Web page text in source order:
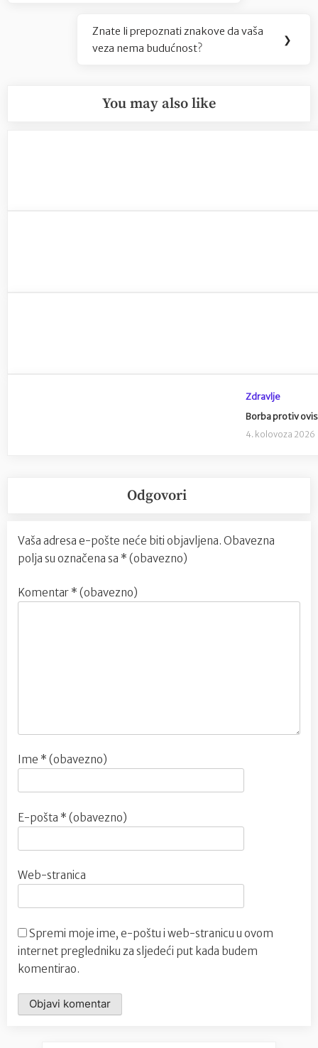
Next
Post:
Znate li prepoznati znakove da vaša
veza nema budućnost?
❯
You may also like
Zdravlje
Borba protiv
4. kolovoza 2026
Odgovori
Vaša adresa e-pošte neće biti objavljena. Obavezna
polja su označena sa * (obavezno)
Komentar * (obavezno)
Ime * (obavezno)
E-pošta * (obavezno)
Web-stranica
Spremi moje ime, e-poštu i web-stranicu u ovom
internet pregledniku za sljedeći put kada budem
komentirao.